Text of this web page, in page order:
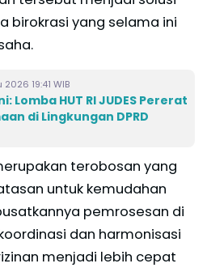
birokrasi yang selama ini
19:41 WIB
Lomba HUT RI JUDES Pererat
di Lingkungan DPRD
terobosan yang
untuk kemudahan
pemrosesan di
koordinasi dan harmonisasi
menjadi lebih cepat